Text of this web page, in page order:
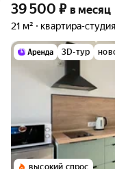
39 500 ₽ в месяц
21 м² квартира-студия
3D-тур
высокий спрос